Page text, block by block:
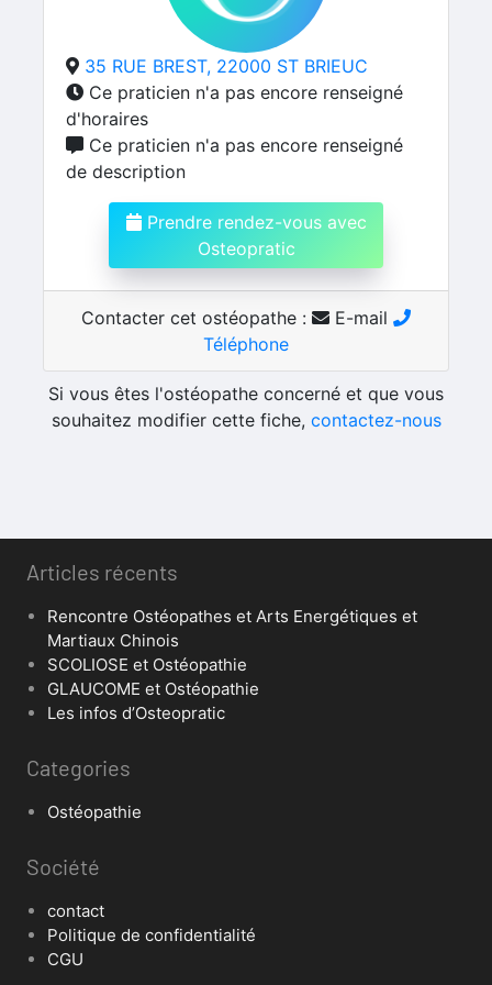
35 RUE BREST, 22000 ST BRIEUC
Ce praticien n'a pas encore renseigné
d'horaires
Ce praticien n'a pas encore renseigné
de description
Prendre rendez-vous avec
Osteopratic
Contacter cet ostéopathe :
E-mail
Téléphone
Si vous êtes l'ostéopathe concerné et que vous
souhaitez modifier cette fiche, contactez-nous
Articles récents
Rencontre Ostéopathes et Arts Energétiques et
Martiaux Chinois
SCOLIOSE et Ostéopathie
GLAUCOME et Ostéopathie
Les infos d’Osteopratic
Categories
Ostéopathie
Société
contact
Politique de confidentialité
CGU